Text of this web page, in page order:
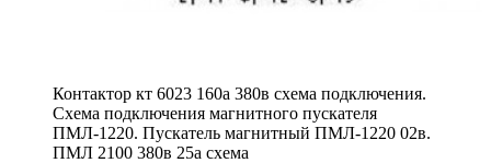
Контактор кт 6023 160а 380в схема подключения.
Схема подключения магнитного пускателя
ПМЛ-1220. Пускатель магнитный ПМЛ-1220 02в.
ПМЛ 2100 380в 25а схема